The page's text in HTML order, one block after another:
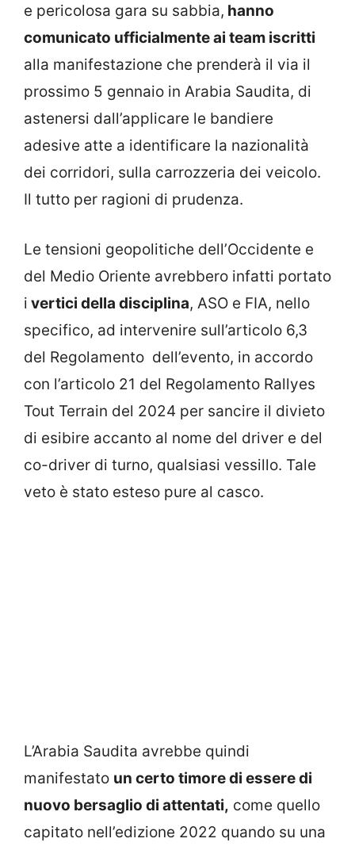
e pericolosa gara su sabbia, hanno
comunicato ufficialmente ai team iscritti
alla manifestazione che prenderà il via il
prossimo 5 gennaio in Arabia Saudita, di
astenersi dall’applicare le bandiere
adesive atte a identificare la nazionalità
dei corridori, sulla carrozzeria dei veicolo.
Il tutto per ragioni di prudenza.
Le tensioni geopolitiche dell’Occidente e
del Medio Oriente avrebbero infatti portato
i vertici della disciplina, ASO e FIA, nello
specifico, ad intervenire sull’articolo 6,3
del Regolamento dell’evento, in accordo
con l’articolo 21 del Regolamento Rallyes
Tout Terrain del 2024 per sancire il divieto
di esibire accanto al nome del driver e del
co-driver di turno, qualsiasi vessillo. Tale
veto è stato esteso pure al casco.
L’Arabia Saudita avrebbe quindi
manifestato un certo timore di essere di
nuovo bersaglio di attentati, come quello
capitato nell’edizione 2022 quando su una